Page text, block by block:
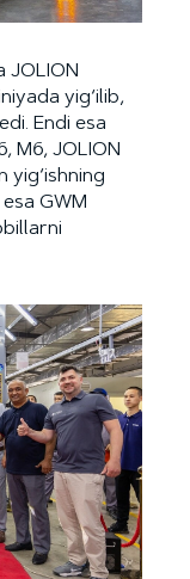
JOLION
yig‘ilib,
Endi esa
M6, JOLION
yig‘ishning
GWM